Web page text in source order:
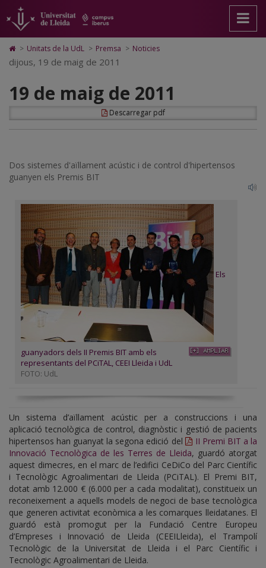
19
de
maig
de
2011
pàgina
principal.
Universitat
Lleida
contingut
principal
Mapa
Web.
Universitat
Cerca
Accessibilitat.
Universitat
Lleida
Icono
de
Home
ir
a
página
de
> Unitats de la UdL > Premsa > Noticies
dijous, 19 de maig de 2011
19 de maig de 2011
Descarregar pdf
Dos sistemes d'aïllament acústic i de control d'hipertensos
guanyen els Premis BIT
Els
guanyadors dels II Premis BIT amb els
representants del PCiTAL, CEEI Lleida i UdL
FOTO: UdL
Un sistema d’aïllament acústic per a construccions i una
aplicació tecnològica de control, diagnòstic i gestió de pacients
hipertensos han guanyat la segona edició del
II Premi BIT a la
Innovació Tecnològica de les Terres de Lleida, guardó atorgat
aquest dimecres, en el marc de l’edifici CeDiCo del Parc Científic
i Tecnològic Agroalimentari de Lleida (PCiTAL). El Premi BIT,
dotat amb 12.000 € (6.000 per a cada modalitat), constitueix un
reconeixement a aquells models de negoci de base tecnològica
que generen activitat econòmica a les comarques lleidatanes. El
guardó està promogut per la Fundació Centre Europeu
d’Empreses i Innovació de Lleida (CEEILleida), el Trampolí
Tecnològic de la Universitat de Lleida i el Parc Científic i
Tecnològic Agroalimentari de Lleida.